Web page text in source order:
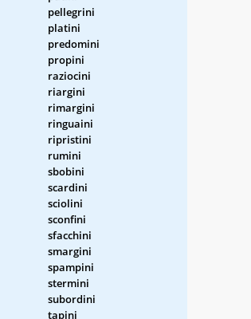
pellegrini
platini
predomini
propini
raziocini
riargini
rimargini
ringuaini
ripristini
rumini
sbobini
scardini
sciolini
sconfini
sfacchini
smargini
spampini
stermini
subordini
tapini